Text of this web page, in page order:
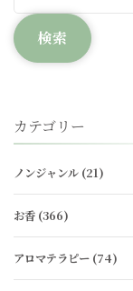
検索
カテゴリー
ノンジャンル (21)
お香 (366)
アロマテラピー (74)